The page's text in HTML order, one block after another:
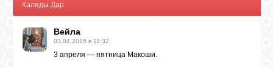
БИБЛИОТЕКА
Каляды Дар
Вейла
03.04.2015 в 11:32
3 апреля — пятница Макоши.